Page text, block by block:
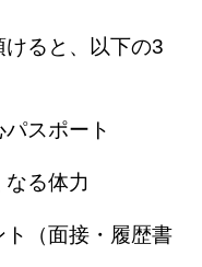
けると、以下の3
スポート
る体力
（面接・履歴書